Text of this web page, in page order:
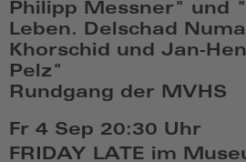
Philipp Messner" und
Leben. Delschad
Khorschid und Jan-
Pelz"
Rundgang der MVHS
Sep
4
Fr 4 Sep 20:30 Uhr
FRIDAY LATE im